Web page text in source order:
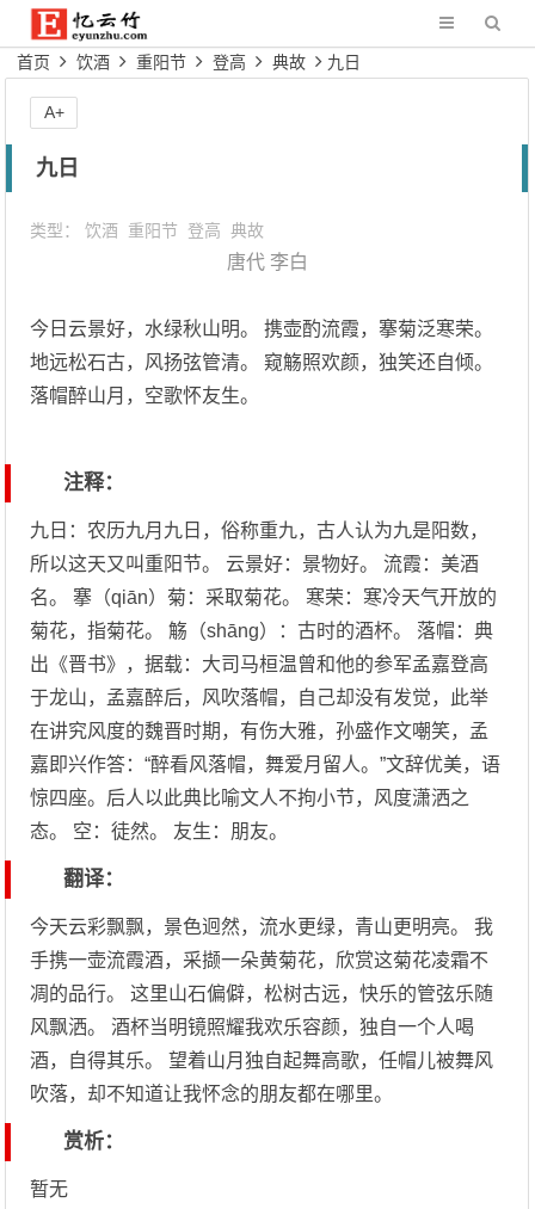
首页 饮酒 重阳节 登高 典故 九日
九日
类型：饮酒 重阳节 登高 典故
唐代 李白
今日云景好，水绿秋山明。 携壶酌流霞，搴菊泛寒荣。
地远松石古，风扬弦管清。 窥觞照欢颜，独笑还自倾。
落帽醉山月，空歌怀友生。
注释：
九日：农历九月九日，俗称重九，古人认为九是阳数，
所以这天又叫重阳节。 云景好：景物好。 流霞：美酒
名。 搴（qiān）菊：采取菊花。 寒荣：寒冷天气开放的
菊花，指菊花。 觞（shāng）：古时的酒杯。 落帽：典
出《晋书》，据载：大司马桓温曾和他的参军孟嘉登高
于龙山，孟嘉醉后，风吹落帽，自己却没有发觉，此举
在讲究风度的魏晋时期，有伤大雅，孙盛作文嘲笑，孟
嘉即兴作答：“醉看风落帽，舞爱月留人。”文辞优美，语
惊四座。后人以此典比喻文人不拘小节，风度潇洒之
态。 空：徒然。 友生：朋友。
翻译：
今天云彩飘飘，景色迥然，流水更绿，青山更明亮。 我
手携一壶流霞酒，采撷一朵黄菊花，欣赏这菊花凌霜不
凋的品行。 这里山石偏僻，松树古远，快乐的管弦乐随
风飘洒。 酒杯当明镜照耀我欢乐容颜，独自一个人喝
酒，自得其乐。 望着山月独自起舞高歌，任帽儿被舞风
吹落，却不知道让我怀念的朋友都在哪里。
赏析：
暂无
A+